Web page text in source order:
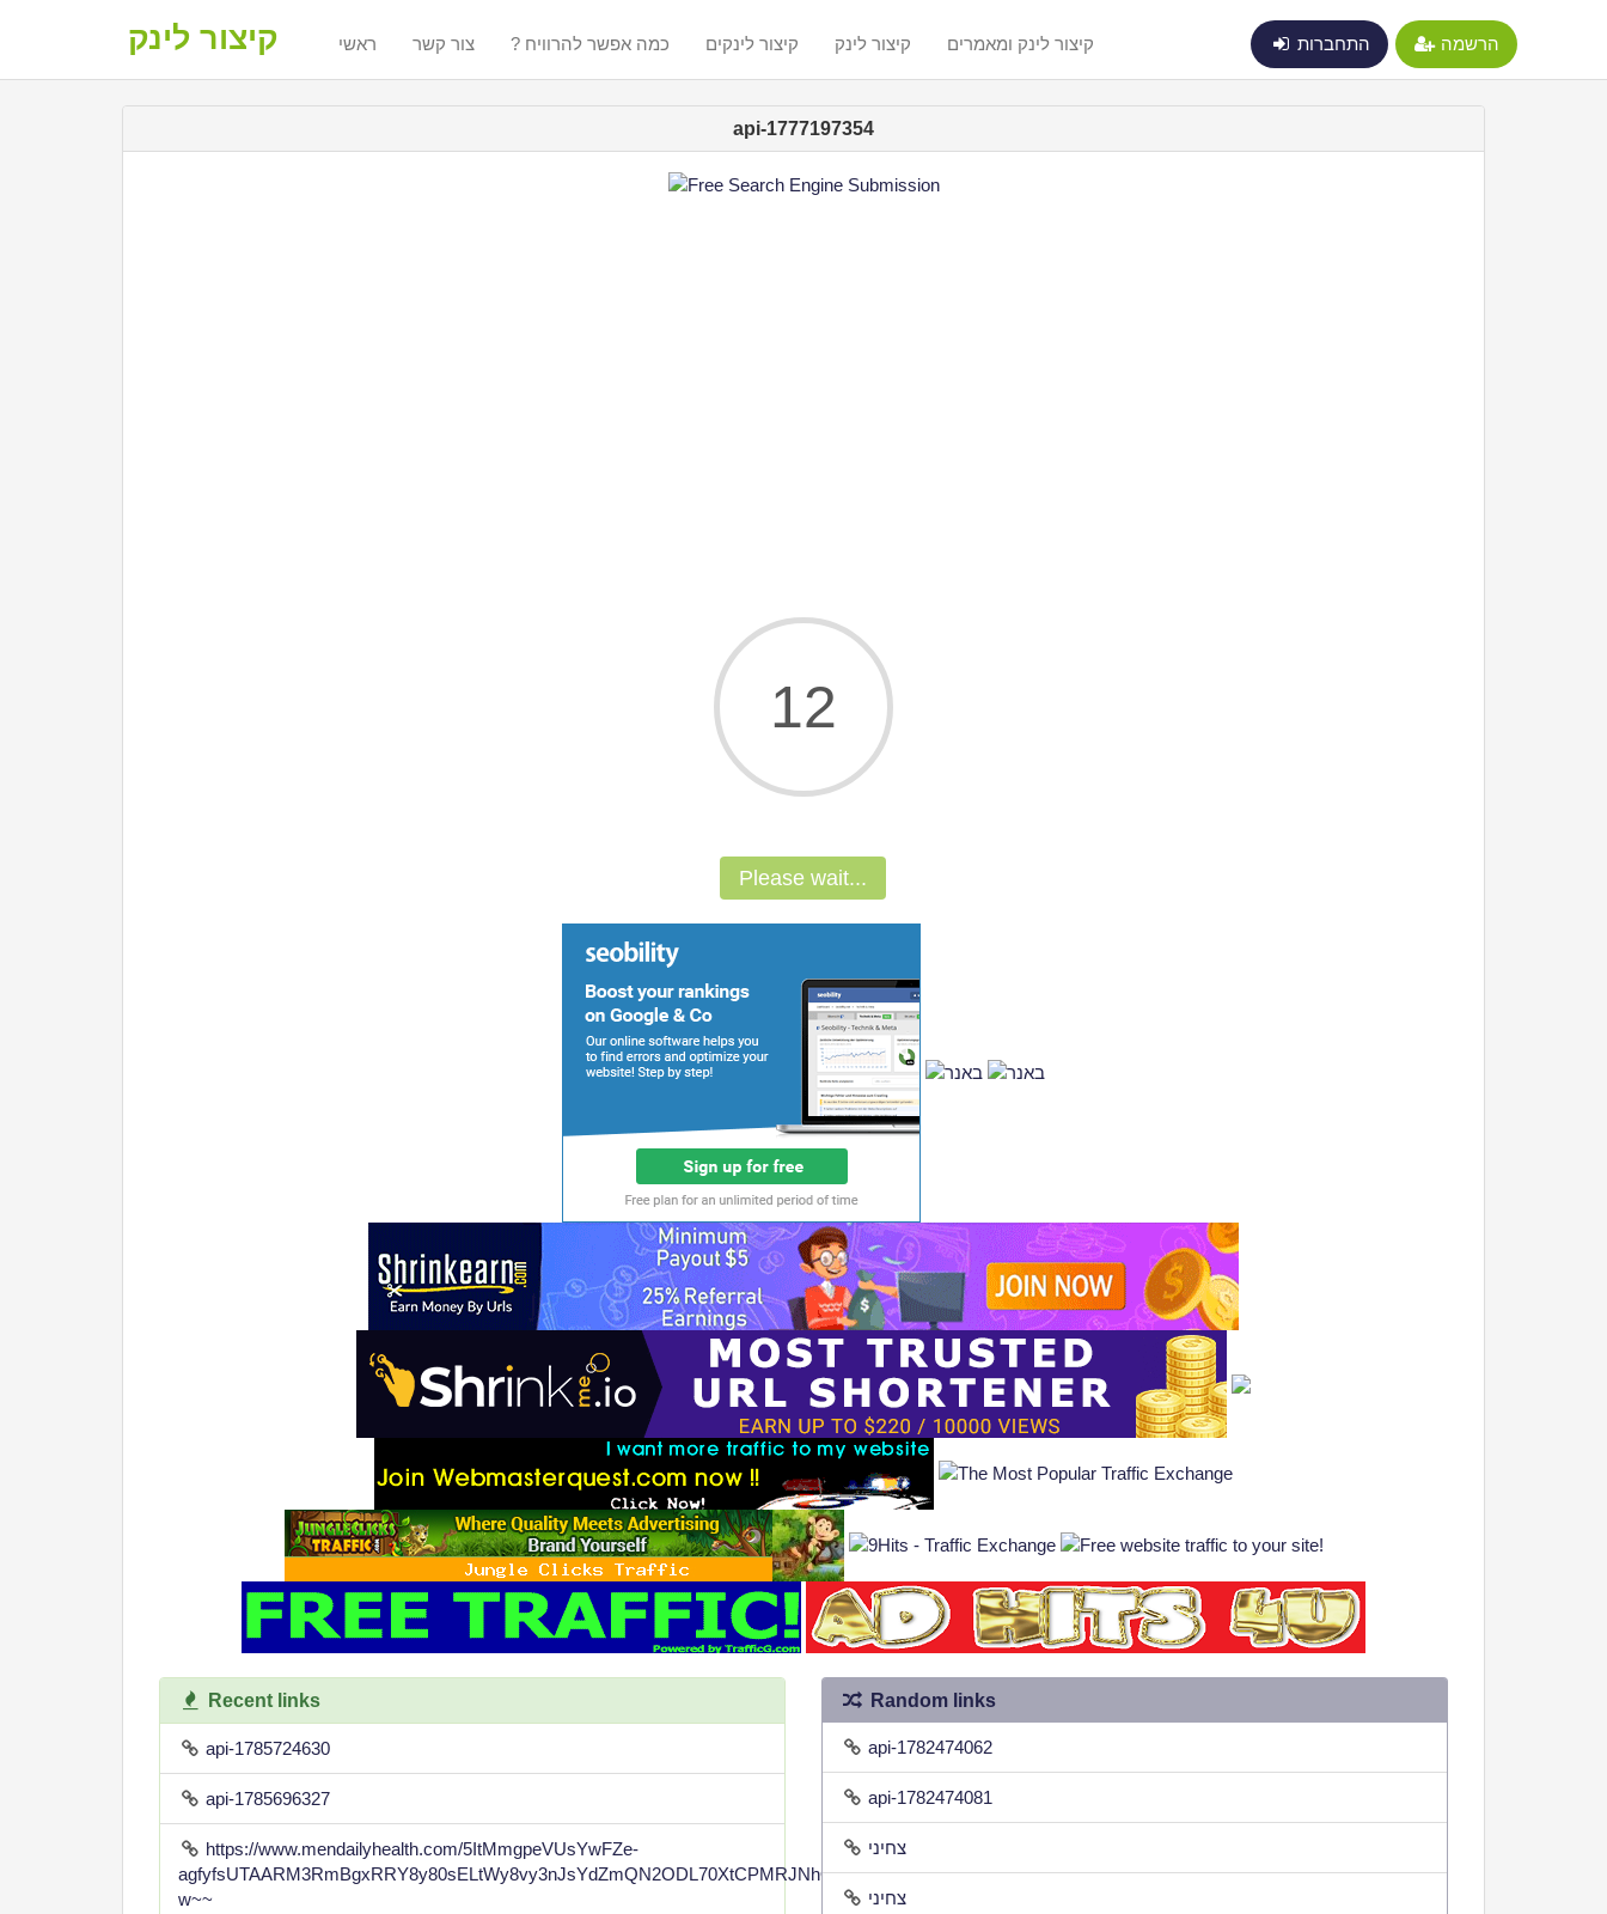
קיצור לינק ראשי צור קשר ? כמה אפשר להרוויח קיצור לינקים קיצור לינק קיצור לינק ומאמרים התחברות הרשמה
api-1777197354
11
Please wait...
Recent links
api-1785724630
api-1785696327
https://www.mendailyhealth.com/5ItMmgpeVUsYwFZe-
agfyfsUTAARM3RmBgxRRY8y80sELtWy8vy3nJsYdZmQN2ODL70XtCPMRJNhQltM8Il8-
w~~
Random links
api-1782474062
api-1782474081
צחיני
צחיני